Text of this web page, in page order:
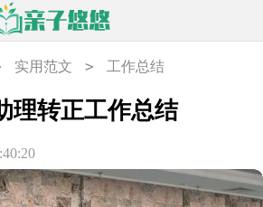
实用范文 > 工作总结
理转正工作总结